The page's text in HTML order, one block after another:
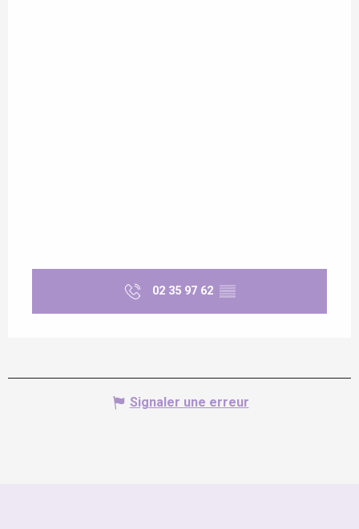
02 35 97 62 ▒▒
Signaler une erreur